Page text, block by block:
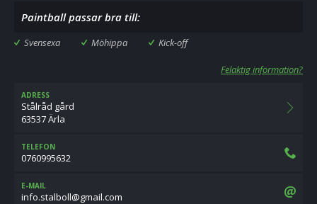
Paintball passar bra till:
Svensexa Möhippa Kick-off
Felaktig information?
ADRESS
Stålråd gård
63537 Ärla
TELEFON
0760995632
E-MAIL
moc.liamg@lloblats.ofni